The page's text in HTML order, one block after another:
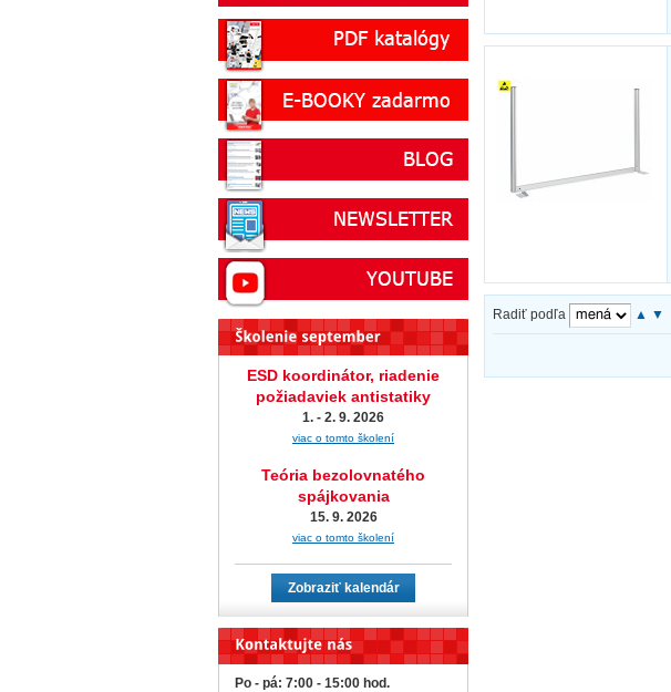
Radiť podľa ▲ ▼
ESD koordinátor, riadenie
požiadaviek antistatiky
1. - 2. 9. 2026
viac o tomto školení
Teória bezolovnatého
spájkovania
15. 9. 2026
viac o tomto školení
Zobraziť kalendár
Po - pá: 7:00 - 15:00 hod.